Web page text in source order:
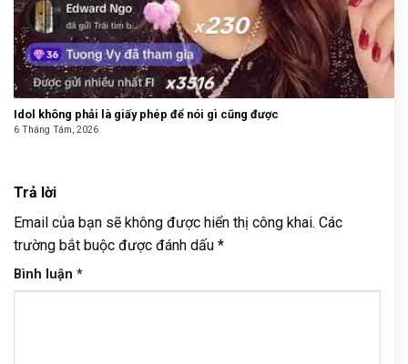
Idol không phải là giấy phép để nói gì cũng được
6 Tháng Tám, 2026
Trả lời
Email của bạn sẽ không được hiển thị công khai. Các
trường bắt buộc được đánh dấu *
Bình luận *